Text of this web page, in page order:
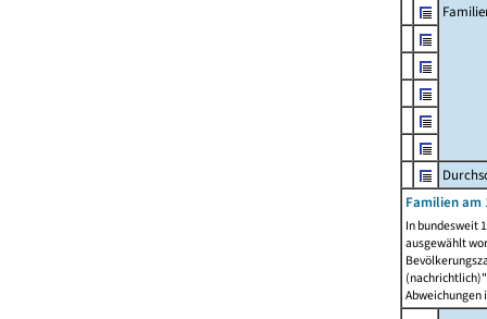
Familien am
In bundesweit
ausgewählt
Abweichungen